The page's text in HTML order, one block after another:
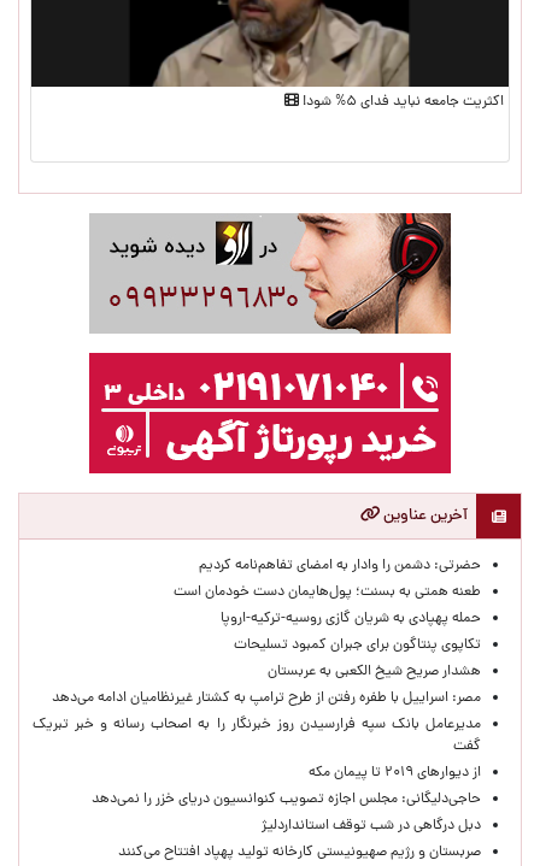
اکثریت جامعه نباید فدای ۵% شود!
آخرین عناوین
حضرتی: دشمن را وادار به امضای تفاهم‌نامه کردیم
طعنه همتی به بسنت؛ پول‌هایمان دست خودمان است
حمله پهپادی به شریان گازی روسیه-ترکیه-اروپا
تکاپوی پنتاگون برای جبران کمبود تسلیحات
هشدار صریح شیخ الکعبی به عربستان
مصر: اسراییل با طفره رفتن از طرح ترامپ به کشتار غیرنظامیان ادامه می‌دهد
مدیرعامل بانک سپه فرارسیدن روز خبرنگار را به اصحاب رسانه و خبر تبریک
گفت
از دیوارهای ۲۰۱۹ تا پیمان مکه
حاجی‌دلیگانی: مجلس اجازه تصویب کنوانسیون دریای خزر را نمی‌دهد
دبل درگاهی در شب توقف استانداردلیژ
صربستان و رژیم صهیونیستی کارخانه تولید پهپاد افتتاح می‌کنند